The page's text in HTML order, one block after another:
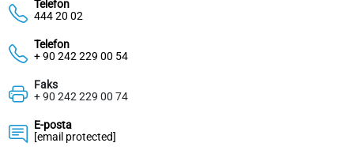
Telefon
444 20 02
Telefon
+ 90 242 229 00 54
Faks
+ 90 242 229 00 74
E-posta
[email protected]